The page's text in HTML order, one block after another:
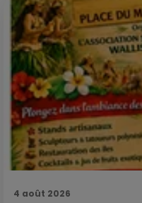
4 août 2026